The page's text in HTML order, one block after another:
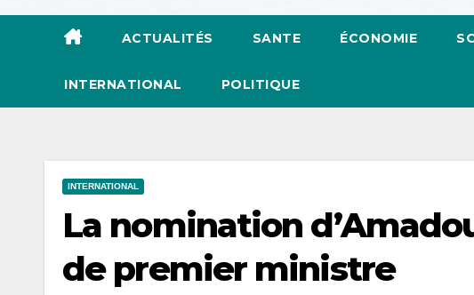
ACTUALITÉS SANTE ÉCONOMIE
INTERNATIONAL POLITIQUE
INTERNATIONAL
La nomination
de premier ministre